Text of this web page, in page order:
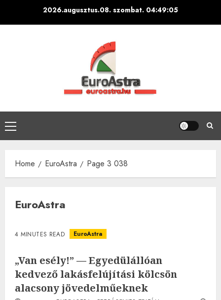
2026.augusztus.08. szombat. 04:49:06
Primary
Menu
Home EuroAstra Page 3 038
EuroAstra
4 MINUTES READ EuroAstra
„Van esély!” — Egyedülállóan
kedvező lakásfelújítási kölcsön
alacsony jövedelműeknek